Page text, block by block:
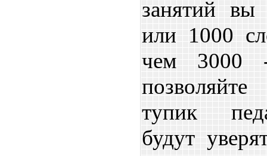
занятий вы
или 1000
чем 3000
тупик
будут